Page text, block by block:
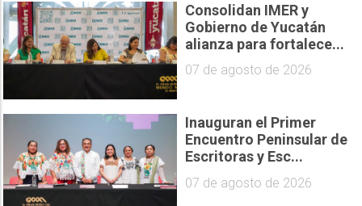
Consolidan IMER y
Gobierno de Yucatán
alianza para fortalece...
07 de agosto de 2026
Inauguran el Primer
Encuentro Peninsular de
Escritoras y Esc...
07 de agosto de 2026